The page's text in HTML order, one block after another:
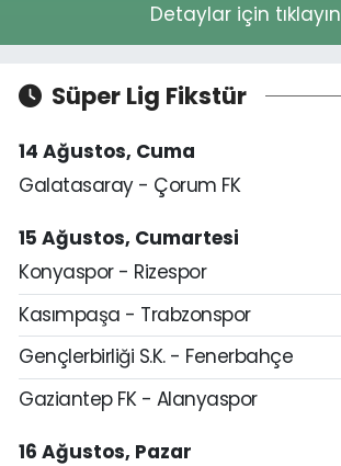
Detaylar için tıklayın
Süper Lig Fikstür
14 Ağustos, Cuma
Galatasaray - Çorum FK
15 Ağustos, Cumartesi
Konyaspor - Rizespor
Kasımpaşa - Trabzonspor
Gençlerbirliği S.K. - Fenerbahçe
Gaziantep FK - Alanyaspor
16 Ağustos, Pazar